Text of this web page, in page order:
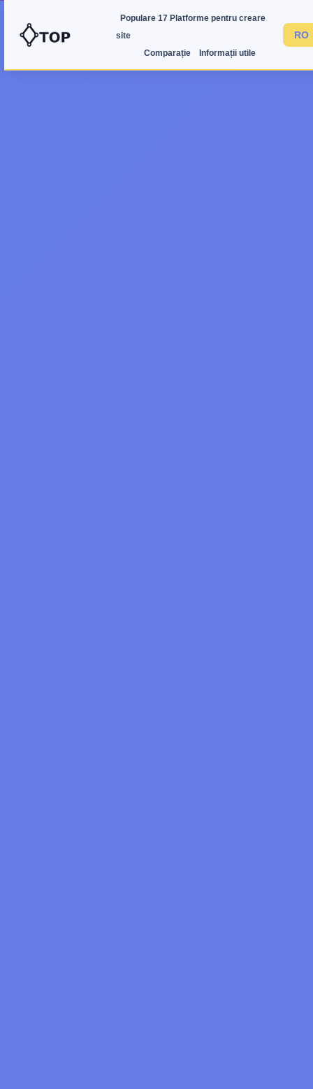
Populare 17 Platforme pentru creare
site
Comparație
Informații utile